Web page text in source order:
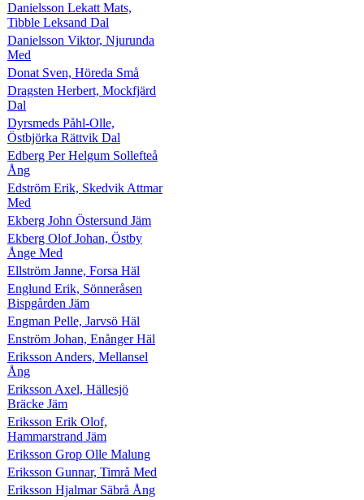
Danielsson Lekatt Mats,
Tibble Leksand Dal
Danielsson Viktor, Njurunda
Med
Donat Sven, Höreda Små
Dragsten Herbert, Mockfjärd
Dal
Dyrsmeds Påhl-Olle,
Östbjörka Rättvik Dal
Edberg Per Helgum Sollefteå
Ång
Edström Erik, Skedvik Attmar
Med
Ekberg John Östersund Jäm
Ekberg Olof Johan, Östby
Ånge Med
Ellström Janne, Forsa Häl
Englund Erik, Sönneråsen
Bispgården Jäm
Engman Pelle, Jarvsö Häl
Enström Johan, Enånger Häl
Eriksson Anders, Mellansel
Ång
Eriksson Axel, Hällesjö
Bräcke Jäm
Eriksson Erik Olof,
Hammarstrand Jäm
Eriksson Grop Olle Malung
Eriksson Gunnar, Timrå Med
Eriksson Hjalmar Säbrå Ång